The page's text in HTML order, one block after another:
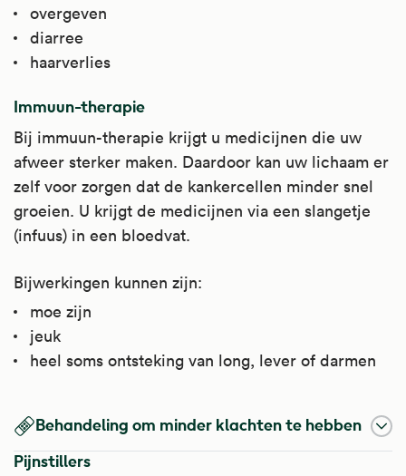
overgeven
diarree
haarverlies
Immuun-therapie
Bij immuun-therapie krijgt u medicijnen die uw
afweer sterker maken. Daardoor kan uw lichaam er
zelf voor zorgen dat de kankercellen minder snel
groeien. U krijgt de medicijnen via een slangetje
(infuus) in een bloedvat.
Bijwerkingen kunnen zijn:
moe zijn
jeuk
heel soms ontsteking van long, lever of darmen
Behandeling om minder klachten te hebben
Pijnstillers